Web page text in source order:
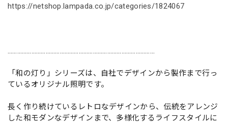
https://netshop.lampada.co.jp/categories/1824067
…………………………………………………………………………………
「和の灯り」シリーズは、自社でデザインから製作まで行っ
ているオリジナル照明です。
長く作り続けているレトロなデザインから、伝統をアレンジ
した和モダンなデザインまで、多様化するライフスタイルに